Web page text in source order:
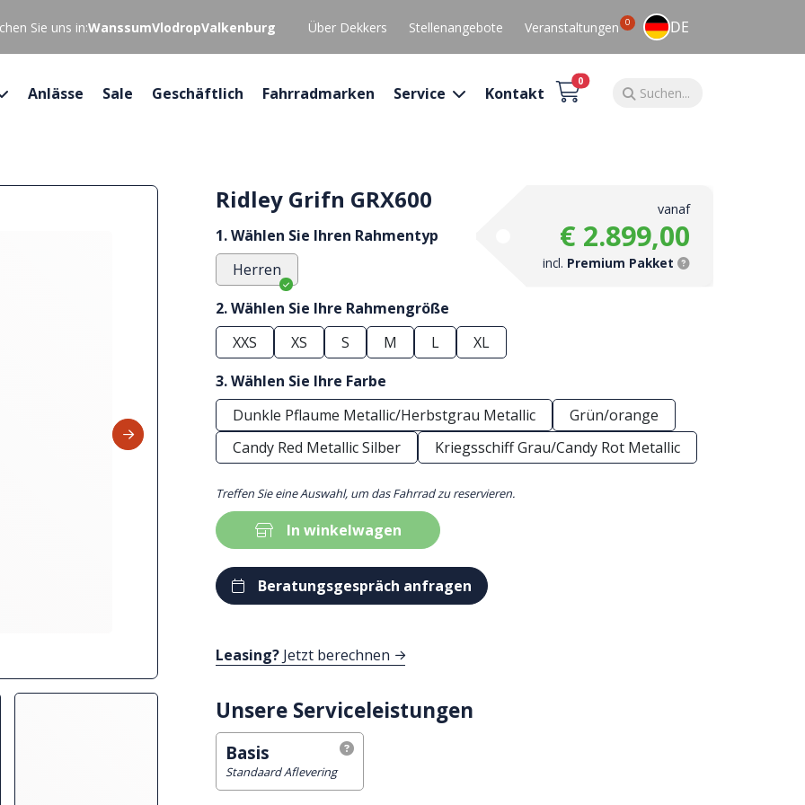
Sie uns in:WanssumVlodropValkenburg Über Dekkers Stellenangebote Veranstaltungen 0 DE
Anlässe Sale Geschäftlich Fahrradmarken Service Kontakt
0
Ridley Grifn GRX600 vanaf
€ 2.899,00
incl. Premium Pakket
1. Wählen Sie Ihren Rahmentyp
Herren
2. Wählen Sie Ihre Rahmengröße
XXS
XS S M L
XL
3. Wählen Sie Ihre Farbe
Dunkle Pflaume Metallic/Herbstgrau Metallic
Grün/orange
Candy Red Metallic Silber
Kriegsschiff Grau/Candy Rot Metallic
Treffen Sie eine Auswahl, um das Fahrrad zu reservieren.
In winkelwagen
Beratungsgespräch anfragen
Leasing? Jetzt berechnen
Unsere Serviceleistungen
Basis
Standaard Aflevering